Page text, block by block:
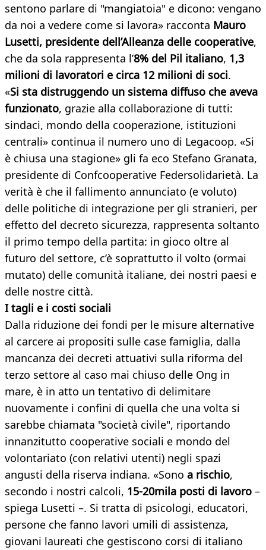
sentono parlare di "mangiatoia" e dicono: vengano
da noi a vedere come si lavora» racconta Mauro
Lusetti, presidente dell’Alleanza delle cooperative,
che da sola rappresenta l’8% del Pil italiano, 1,3
milioni di lavoratori e circa 12 milioni di soci.
«Si sta distruggendo un sistema diffuso che aveva
funzionato, grazie alla collaborazione di tutti:
sindaci, mondo della cooperazione, istituzioni
centrali» continua il numero uno di Legacoop. «Si
è chiusa una stagione» gli fa eco Stefano Granata,
presidente di Confcooperative Federsolidarietà. La
verità è che il fallimento annunciato (e voluto)
delle politiche di integrazione per gli stranieri, per
effetto del decreto sicurezza, rappresenta soltanto
il primo tempo della partita: in gioco oltre al
futuro del settore, c’è soprattutto il volto (ormai
mutato) delle comunità italiane, dei nostri paesi e
delle nostre città.
I tagli e i costi sociali
Dalla riduzione dei fondi per le misure alternative
al carcere ai propositi sulle case famiglia, dalla
mancanza dei decreti attuativi sulla riforma del
terzo settore al caso mai chiuso delle Ong in
mare, è in atto un tentativo di delimitare
nuovamente i confini di quella che una volta si
sarebbe chiamata "società civile", riportando
innanzitutto cooperative sociali e mondo del
volontariato (con relativi utenti) negli spazi
angusti della riserva indiana. «Sono a rischio,
secondo i nostri calcoli, 15-20mila posti di lavoro –
spiega Lusetti –. Si tratta di psicologi, educatori,
persone che fanno lavori umili di assistenza,
giovani laureati che gestiscono corsi di italiano